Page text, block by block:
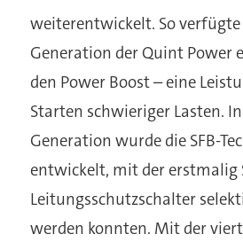
weiterentwickelt. So
Generation der Quint Power
den Power Boost – eine
Starten schwieriger Lasten.
Generation wurde die SFB-
entwickelt, mit der erstmalig
Leitungsschutzschalter
werden konnten. Mit der